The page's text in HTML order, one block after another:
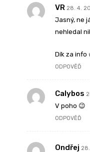
VR 28. 4.
Jasný, ne
nehledal
Dík za info
ODPOVĚĎ
Calybos
V poho 😉
ODPOVĚĎ
Ondřej